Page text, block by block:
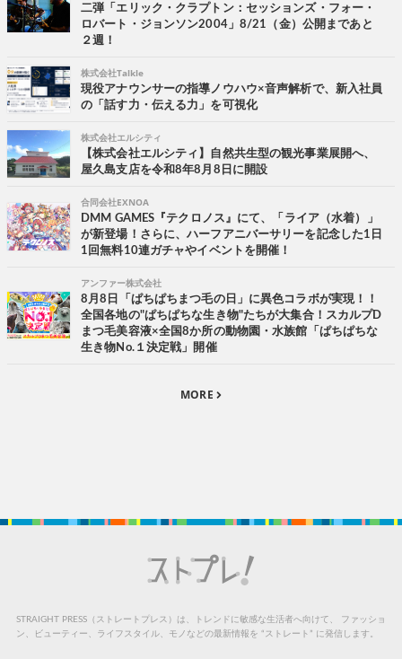
二弾「エリック・クラプトン：セッションズ・フォー・
ロバート・ジョンソン2004」8/21（金）公開まであと
２週！
株式会社Talkle
現役アナウンサーの指導ノウハウ×音声解析で、新入社員
の「話す力・伝える力」を可視化
株式会社エルシティ
【株式会社エルシティ】自然共生型の観光事業展開へ、
屋久島支店を令和8年8月8日に開設
合同会社EXNOA
DMM GAMES『テクロノス』にて、「ライア（水着）」
が新登場！さらに、ハーフアニバーサリーを記念した1日
1回無料10連ガチャやイベントを開催！
アンファー株式会社
8月8日「ぱちぱちまつ毛の日」に異色コラボが実現！！
全国各地の"ぱちぱちな生き物"たちが大集合！スカルプD
まつ毛美容液×全国8か所の動物園・水族館「ぱちぱちな
生き物No.１決定戦」開催
MORE
STRAIGHT PRESS（ストレートプレス）は、トレンドに敏感な生活者へ向けて、
ファッショ
ン、ビューティー、ライフスタイル、モノなどの最新情報を “ストレート” に発信します。